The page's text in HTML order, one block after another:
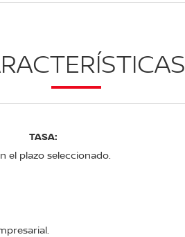
TASA:
el plazo seleccionado.